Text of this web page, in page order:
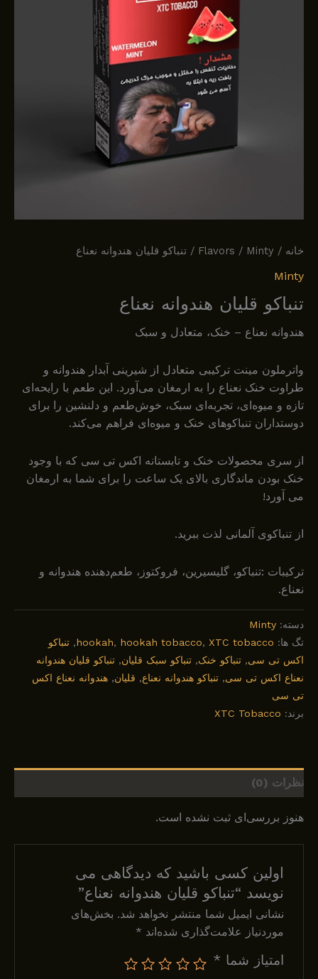
خانه/
Flavors/Minty / تنباکو قلیان هندوانه نعناع
Minty
تنباکو قلیان هندوانه نعناع
هندوانه نعناع – خنک، متعادل و سبک
واترملون مینت ترکیبی متعادل از شیرینی آبدار هندوانه و
طراوت خنک نعناع را به ارمغان می‌آورد. این طعم با رایحه‌ای
تازه و میوه‌ای، تجربه‌ای سبک، خوش‌طعم و دلنشین را برای
دوستداران تنباکوهای خنک و میوه‌ای فراهم می‌کند.
از سری محصولات خنک و تابستانه اکس تی سی که با وجود
خنک بودن ماندگاری بالای یک ساعت را برای شما به ارمغان
می آورد!
از تنباکوی آلمانی لذت ببرید.
ترکیبات :تنباکو، گلیسیرین، فروکتوز، طعم‌دهنده هندوانه و
نعناع.
دسته:Minty
تگ ها:
hookah ,hookah tobacco ,XTC tobacco
,تنباکو
اکس تی سی,تنباکو خنک,تنباکو سبک قلیان,تنباکو قلیان هندوانه
نعناع اکس تی سی,تنباکو هندوانه نعناع,قلیان,هندوانه نعناع اکس
تی سی
برند:XTC Tobacco
نظرات (0)
هنوز بررسی‌ای ثبت نشده است.
اولین کسی باشید که دیدگاهی می
نویسد “تنباکو قلیان هندوانه نعناع”
نشانی ایمیل شما منتشر نخواهد شد. بخش‌های
موردنیاز علامت‌گذاری شده‌اند*
امتیاز شما*